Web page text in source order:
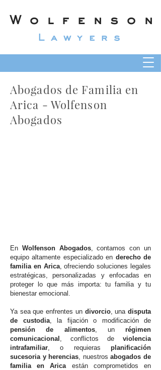
Wolfenson
Lawyers
Abogados de Familia en
Arica - Wolfenson
Abogados
En Wolfenson Abogados, contamos con un
equipo altamente especializado en derecho de
familia en Arica, ofreciendo soluciones legales
estratégicas, personalizadas y enfocadas en
proteger lo que más importa: tu familia y tu
bienestar emocional.
Ya sea que enfrentes un divorcio, unadisputa
de custodia, la fijación o modificación de
pensión de alimentos, un régimen
comunicacional , conflictos de violencia
intrafamiliar, o requieras planificación
sucesoria y herencias, nuestrosabogados de
familia en Aricaestán comprometidos en